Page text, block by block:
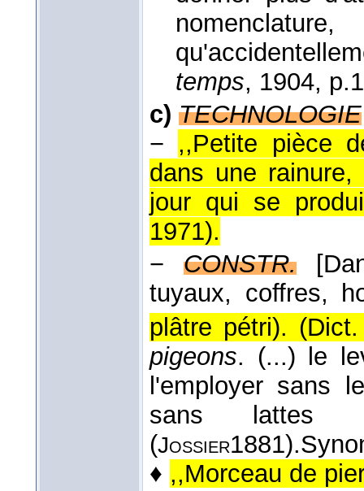
temps, 1904,
c) TECHNOLOGIE
− ,,Petite pièce
dans une
jour qui se
1971).
−CONSTR.
tuyaux, coffres,
plâtre pétri). (
pigeons. (...) le
l'employer sans
sans lattes
(Jossier1881).
♦ ,,Morceau de